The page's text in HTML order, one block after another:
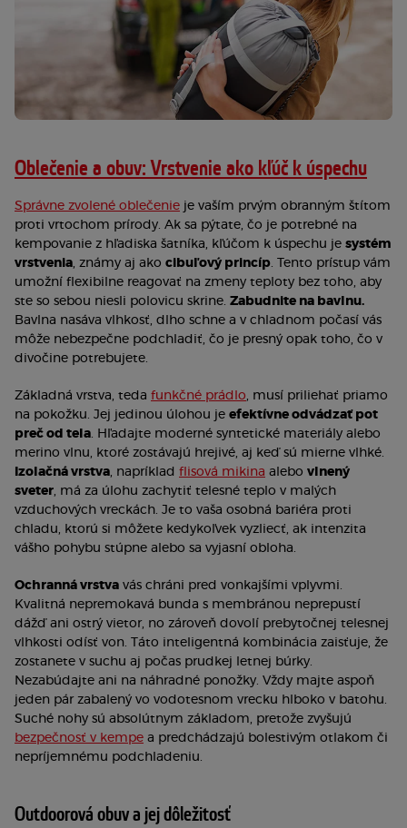
Oblečenie a obuv: Vrstvenie ako kľúč k úspechu
Správne zvolené oblečenie je vaším prvým obranným štítom
proti vrtochom prírody. Ak sa pýtate, čo je potrebné na
kempovanie z hľadiska šatníka, kľúčom k úspechu je systém
vrstvenia , známy aj ako cibuľový princíp . Tento prístup vám
umožní flexibilne reagovať na zmeny teploty bez toho, aby
ste so sebou niesli polovicu skrine. Zabudnite na bavlnu.
Bavlna nasáva vlhkosť, dlho schne a v chladnom počasí vás
môže nebezpečne podchladiť, čo je presný opak toho, čo v
divočine potrebujete.
Základná vrstva, teda funkčné prádlo , musí priliehať priamo
na pokožku. Jej jedinou úlohou je efektívne odvádzať pot
preč od tela . Hľadajte moderné syntetické materiály alebo
merino vlnu, ktoré zostávajú hrejivé, aj keď sú mierne vlhké.
Izolačná vrstva , napríklad flisová mikina alebo vlnený
sveter , má za úlohu zachytiť telesné teplo v malých
vzduchových vreckách. Je to vaša osobná bariéra proti
chladu, ktorú si môžete kedykoľvek vyzliecť, ak intenzita
vášho pohybu stúpne alebo sa vyjasní obloha.
Ochranná vrstva vás chráni pred vonkajšími vplyvmi.
Kvalitná nepremokavá bunda s membránou neprepustí
dážď ani ostrý vietor, no zároveň dovolí prebytočnej telesnej
vlhkosti odísť von. Táto inteligentná kombinácia zaisťuje, že
zostanete v suchu aj počas prudkej letnej búrky.
Nezabúdajte ani na náhradné ponožky. Vždy majte aspoň
jeden pár zabalený vo vodotesnom vrecku hlboko v batohu.
Suché nohy sú absolútnym základom, pretože zvyšujú
bezpečnosť v kempe a predchádzajú bolestivým otlakom či
nepríjemnému podchladeniu.
Outdoorová obuv a jej dôležitosť